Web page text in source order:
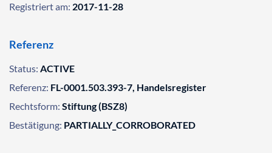
Registriert am: 2017-11-28
Referenz
Status: ACTIVE
Referenz: FL-0001.503.393-7, Handelsregister
Rechtsform: Stiftung (BSZ8)
Bestätigung: PARTIALLY_CORROBORATED